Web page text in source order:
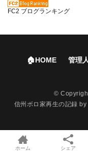
FC2 ブログランキング
🏠HOME 管理
©
信州ボロ家再生の記録 by
ホーム シェア